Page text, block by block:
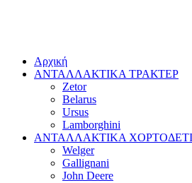
Αρχική
ΑΝΤΑΛΛΑΚΤΙΚΑ ΤΡΑΚΤΕΡ
Zetor
Belarus
Ursus
Lamborghini
ΑΝΤΑΛΛΑΚΤΙΚΑ
Welger
Gallignani
John Deere